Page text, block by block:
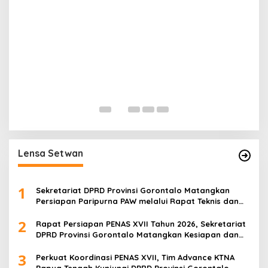
Lensa Setwan
1
Sekretariat DPRD Provinsi Gorontalo Matangkan
Persiapan Paripurna PAW melalui Rapat Teknis dan
2
Rapat Persiapan PENAS XVII Tahun 2026, Sekretariat
DPRD Provinsi Gorontalo Matangkan Kesiapan dan
3
Perkuat Koordinasi PENAS XVII, Tim Advance KTNA